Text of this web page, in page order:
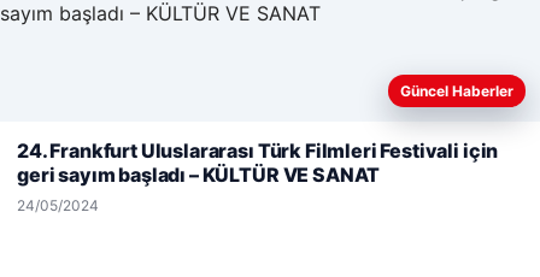
Web sitemizi nasıl kullandığınızı daha iyi anlayabilmek,
kullanıyoruz.Çerez Politikamız
Reddet
Güncel Haberler
24. Frankfurt Uluslararası Türk Filmleri Festivali için
geri sayım başladı – KÜLTÜR VE SANAT
24/05/2024